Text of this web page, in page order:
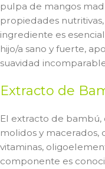
pulpa de mangos
propiedades
ingrediente es
hijo/a sano y fuerte,
suavidad
Extracto de
El extracto de
molidos y macerados,
vitaminas,
componente es